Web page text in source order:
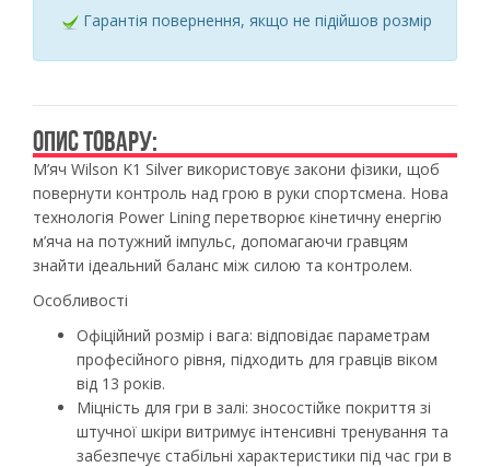
Гарантія повернення, якщо не підійшов розмір
ОПИС ТОВАРУ:
М’яч Wilson K1 Silver використовує закони фізики, щоб
повернути контроль над грою в руки спортсмена. Нова
технологія Power Lining перетворює кінетичну енергію
м’яча на потужний імпульс, допомагаючи гравцям
знайти ідеальний баланс між силою та контролем.
Особливості
Офіційний розмір і вага: відповідає параметрам
професійного рівня, підходить для гравців віком
від 13 років.
Міцність для гри в залі: зносостійке покриття зі
штучної шкіри витримує інтенсивні тренування та
забезпечує стабільні характеристики під час гри в